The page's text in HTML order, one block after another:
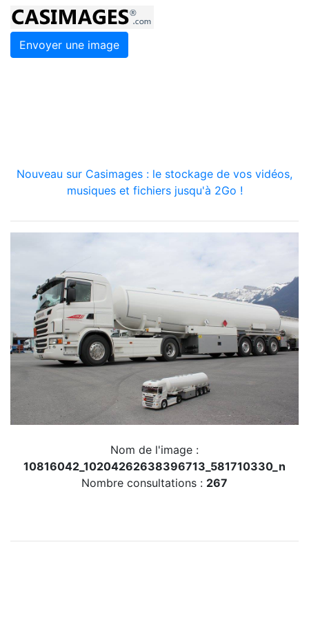
Envoyer une image
Nouveau sur Casimages : le stockage de vos vidéos,
musiques et fichiers jusqu'à 2Go !
Nom de l'image :
10816042_10204262638396713_581710330_n
Nombre consultations : 267